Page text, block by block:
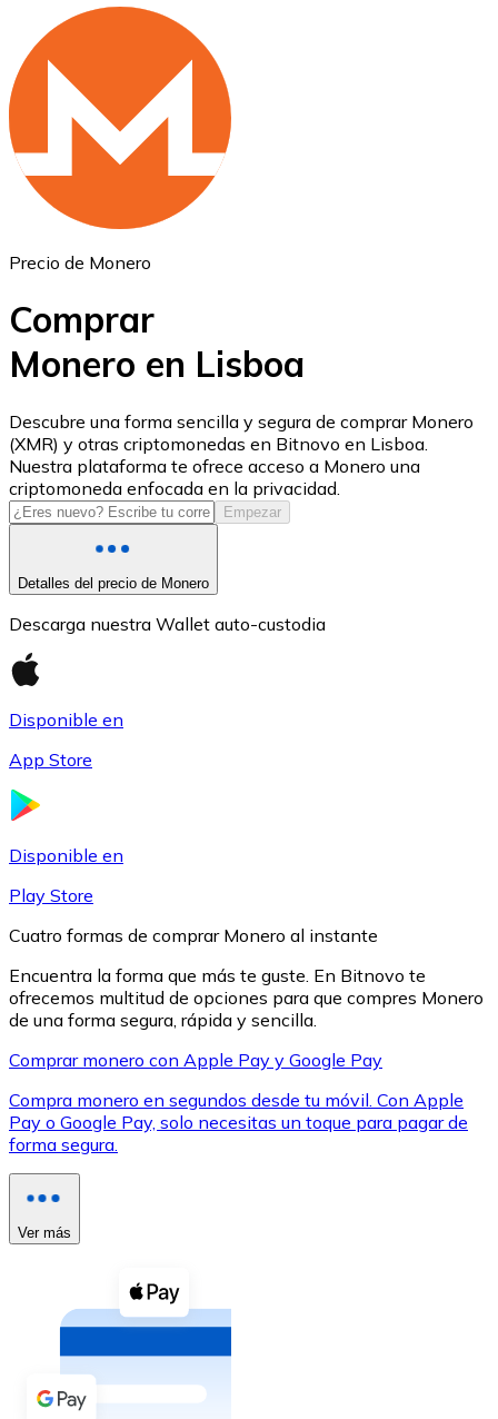
Ethereum
ETH
USD Coin
USDC
XRP
XRP
Efectivo
Comprar con efectivo
Transferencia SEPA
Añade fondos a tu cuenta Bitnovo o realiza compras
Precio de Monero
Comprar
Monero en Lisboa
Descubre una forma sencilla y segura de comprar Monero
(XMR) y otras criptomonedas en Bitnovo en Lisboa.
Nuestra plataforma te ofrece acceso a Monero una
criptomoneda enfocada en la privacidad.
Empezar
Detalles del precio de Monero
Descarga nuestra Wallet auto-custodia
Disponible en
App Store
Disponible en
Play Store
Cuatro formas de comprar Monero al instante
Encuentra la forma que más te guste. En Bitnovo te
ofrecemos multitud de opciones para que compres Monero
de una forma segura, rápida y sencilla.
Comprar monero con Apple Pay y Google Pay
Compra monero en segundos desde tu móvil. Con Apple
Pay o Google Pay, solo necesitas un toque para pagar de
forma segura.
Ver más